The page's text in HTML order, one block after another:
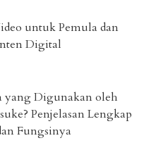
untuk Pemula dan
Digital
yang Digunakan oleh
Penjelasan Lengkap
Fungsinya